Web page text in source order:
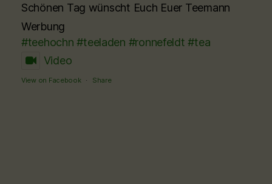
Schönen Tag wünscht Euch Euer Teemann
Werbung
#teehochn #teeladen #ronnefeldt #tea
Video
View on Facebook · Share